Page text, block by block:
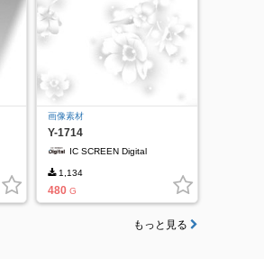
画像素材
Y-1714
IC SCREEN Digital
1,134
480 G
もっと見る